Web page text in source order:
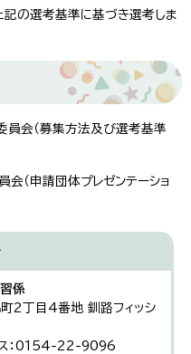
記の選考基準に基づき選考しま
会（募集方法及び選考基準
申請団体プレゼンテーショ
係
丁目4番地 釧路フィッシ
：0154-22-9096